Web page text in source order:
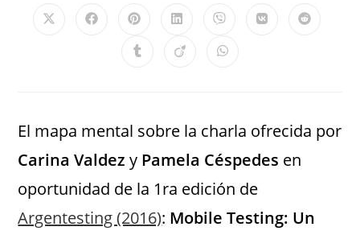
El mapa mental sobre la charla ofrecida por
Carina Valdez y Pamela Céspedes en
oportunidad de la 1ra edición de
Argentesting (2016): Mobile Testing: Un